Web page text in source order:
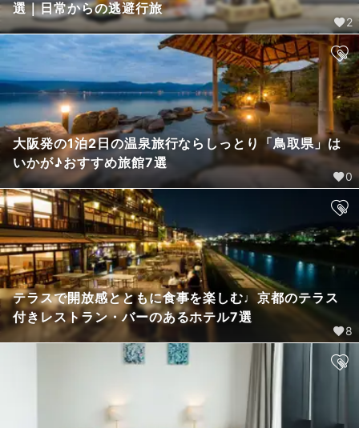
選｜日常からの逃避行旅
2
大阪発の1泊2日の温泉旅行ならしっとり「鳥取県」は
いかが♪おすすめ旅館7選
0
テラスで開放感とともに食事を楽しむ♩京都のテラス
付きレストラン・バーのあるホテル7選
8